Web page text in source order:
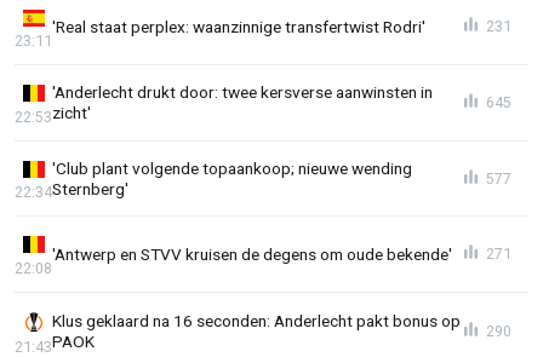
'Real staat perplex: waanzinnige transfertwist Rodri'
23:11
231
'Anderlecht drukt door: twee kersverse aanwinsten in
zicht'
22:53
645
'Club plant volgende topaankoop; nieuwe wending
Sternberg'
22:34
577
'Antwerp en STVV kruisen de degens om oude bekende'
22:08
271
Klus geklaard na 16 seconden: Anderlecht pakt bonus op
PAOK
21:43
290